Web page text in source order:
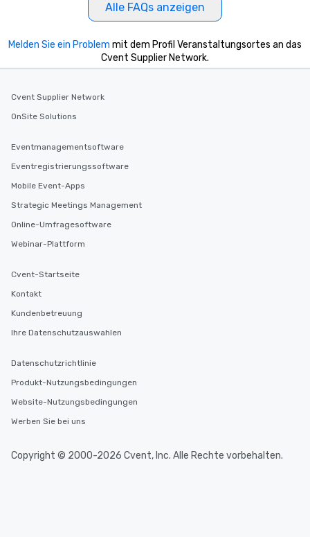
Alle FAQs anzeigen
Melden Sie ein Problem mit dem Profil Veranstaltungsortes an das
Cvent Supplier Network.
Cvent Supplier Network
OnSite Solutions
Eventmanagementsoftware
Eventregistrierungssoftware
Mobile Event-Apps
Strategic Meetings Management
Online-Umfragesoftware
Webinar-Plattform
Cvent-Startseite
Kontakt
Kundenbetreuung
Ihre Datenschutzauswahlen
Datenschutzrichtlinie
Produkt-Nutzungsbedingungen
Website-Nutzungsbedingungen
Werben Sie bei uns
Copyright © 2000-2026 Cvent, Inc. Alle Rechte vorbehalten.